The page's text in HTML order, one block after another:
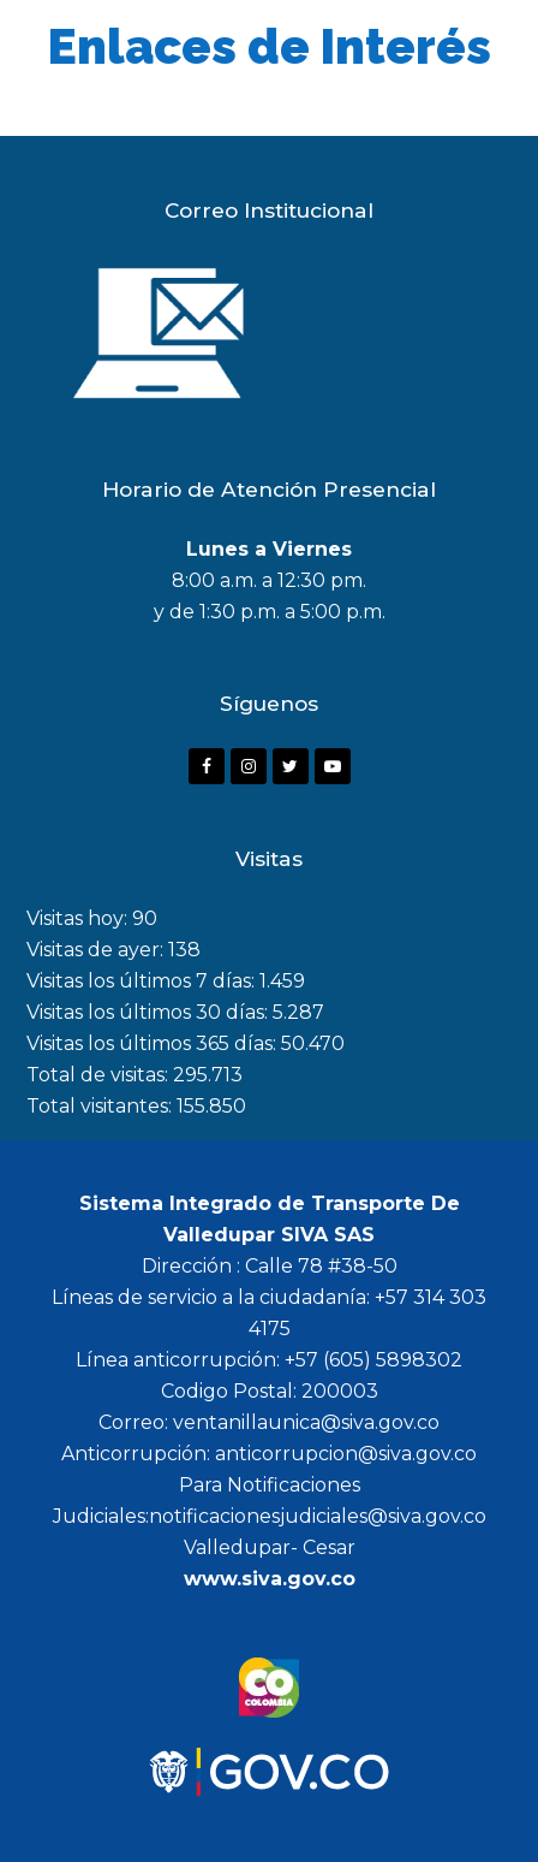
Enlaces de Interés
Correo Institucional
Horario de Atención Presencial
Lunes a Viernes
8:00 a.m. a 12:30 pm.
y de 1:30 p.m. a 5:00 p.m.
Síguenos
F
o
k
I
a
m
r
Y
Visitas
Visitas hoy:90
Visitas de ayer:138
Visitas los últimos 7 días:1.459
Visitas los últimos 30 días:5.287
Visitas los últimos 365 días:50.470
Total de visitas:295.713
Total visitantes:155.850
Sistema Integrado de Transporte De
Valledupar SIVA SAS
Dirección : Calle 78 #38-50
Líneas de servicio a la ciudadanía: +57 314 303
4175
Línea anticorrupción: +57 (605) 5898302
Codigo Postal: 200003
Correo: ventanillaunica@siva.gov.co
Anticorrupción: anticorrupcion@siva.gov.co
Para Notificaciones
Judiciales:notificacionesjudiciales@siva.gov.co
Valledupar- Cesar
www.siva.gov.co